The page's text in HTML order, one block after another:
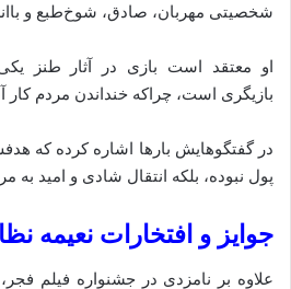
شخصیتی مهربان، صادق، شوخ‌طبع و
او معتقد است بازی در آثار طنز
بازیگری است، چراکه خنداندن مردم
در گفتگوهایش بارها اشاره کرده که
پول نبوده، بلکه انتقال شادی و امید به
جوایز و افتخارات نعیمه
علاوه بر نامزدی در جشنواره فیلم